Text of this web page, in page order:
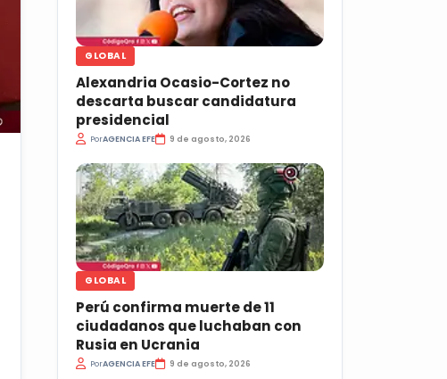
GLOBAL
Alexandria Ocasio-Cortez no
descarta buscar candidatura
presidencial
PorAGENCIA EFE 9 de agosto, 2026
GLOBAL
Perú confirma muerte de 11
ciudadanos que luchaban con
Rusia en Ucrania
PorAGENCIA EFE 9 de agosto, 2026